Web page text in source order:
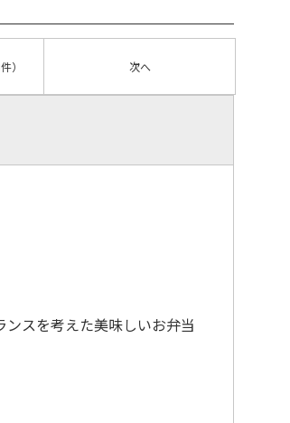
） 次へ
スを考えた美味しいお弁当